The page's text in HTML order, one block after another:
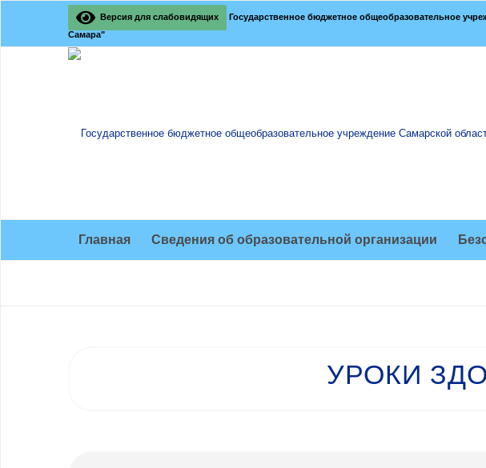
Версия для слабовидящих
Государственное бюджетное общеобразовательное
Самара"
Главная Сведения об образовательной организации
УРОКИ